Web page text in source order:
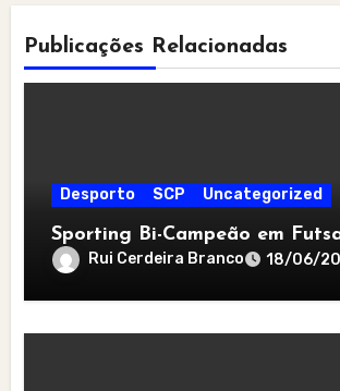
Publicações Relacionadas
Desporto SCP Uncategorized
Sporting Bi-Campeão em
Rui Cerdeira Branco 18/06/